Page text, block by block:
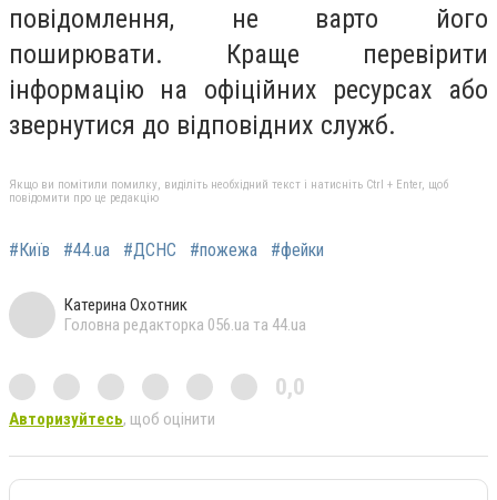
повідомлення, не варто його
поширювати. Краще перевірити
інформацію на офіційних ресурсах або
звернутися до відповідних служб.
Якщо ви помітили помилку, виділіть необхідний текст і натисніть Ctrl + Enter, щоб
повідомити про це редакцію
#Київ #44.ua #ДСНС #пожежа #фейки
Катерина Охотник
Головна редакторка 056.ua та 44.ua
0,0
Авторизуйтесь, щоб оцінити